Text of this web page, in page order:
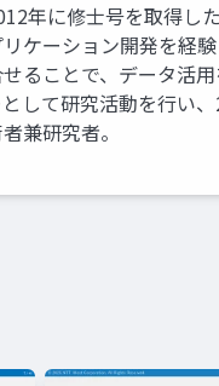
年に修士号を取得し
ケーション開発を経
ることで、データ活
して研究活動を行い
兼研究者。